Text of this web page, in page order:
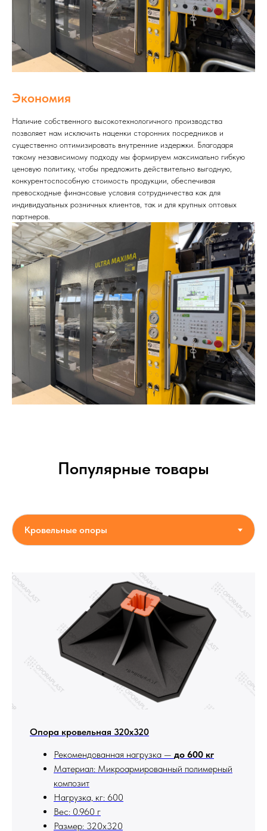
Экономия
Наличие собственного высокотехнологичного производства
позволяет нам исключить наценки сторонних посредников и
существенно оптимизировать внутренние издержки. Благодаря
такому независимому подходу мы формируем максимально гибкую
ценовую политику, чтобы предложить действительно выгодную,
конкурентоспособную стоимость продукции, обеспечивая
превосходные финансовые условия сотрудничества как для
индивидуальных розничных клиентов, так и для крупных оптовых
партнеров.
Популярные товары
Опора кровельная 320х320
Рекомендованная нагрузка — до 600 кг
Материал: Микроармированный полимерный
композит
Нагрузка, кг: 600
Вес: 0.960 г
Размер: 320х320